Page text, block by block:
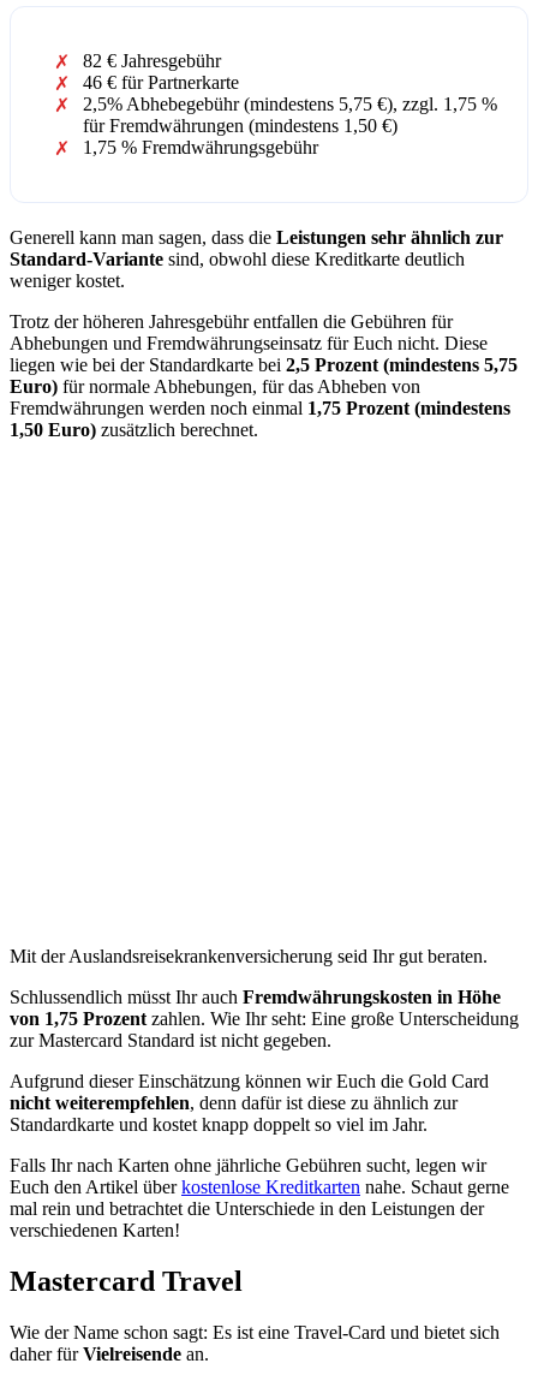
82 € Jahresgebühr
46 € für Partnerkarte
2,5% Abhebegebühr (mindestens 5,75 €), zzgl. 1,75 %
für Fremdwährungen (mindestens 1,50 €)
1,75 % Fremdwährungsgebühr
Generell kann man sagen, dass die Leistungen sehr ähnlich zur
Standard-Variante sind, obwohl diese Kreditkarte deutlich
weniger kostet.
Trotz der höheren Jahresgebühr entfallen die Gebühren für
Abhebungen und Fremdwährungseinsatz für Euch nicht. Diese
liegen wie bei der Standardkarte bei 2,5 Prozent (mindestens 5,75
Euro) für normale Abhebungen, für das Abheben von
Fremdwährungen werden noch einmal 1,75 Prozent (mindestens
1,50 Euro) zusätzlich berechnet.
Mit der Auslandsreisekrankenversicherung seid Ihr gut beraten.
Schlussendlich müsst Ihr auch Fremdwährungskosten in Höhe
von 1,75 Prozent zahlen. Wie Ihr seht: Eine große Unterscheidung
zur Mastercard Standard ist nicht gegeben.
Aufgrund dieser Einschätzung können wir Euch die Gold Card
nicht weiterempfehlen, denn dafür ist diese zu ähnlich zur
Standardkarte und kostet knapp doppelt so viel im Jahr.
Falls Ihr nach Karten ohne jährliche Gebühren sucht, legen wir
Euch den Artikel überkostenlose Kreditkarten nahe. Schaut gerne
mal rein und betrachtet die Unterschiede in den Leistungen der
verschiedenen Karten!
Mastercard Travel
Wie der Name schon sagt: Es ist eine Travel-Card und bietet sich
daher fürVielreisende an.